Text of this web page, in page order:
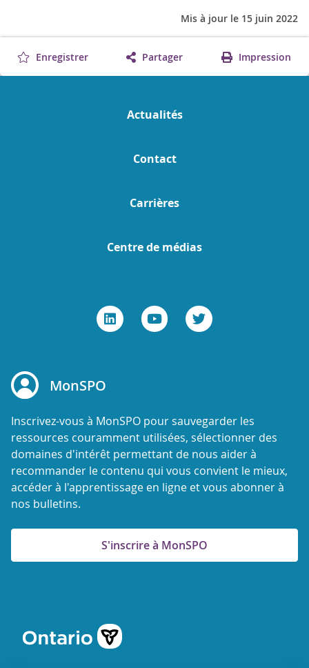
Mis à jour le 15 juin 2022
Enregistrer Partager Impression
Actualités
Contact
Carrières
Centre de médias
MonSPO
Inscrivez-vous à MonSPO pour sauvegarder les
ressources couramment utilisées, sélectionner des
domaines d'intérêt permettant de nous aider à
recommander le contenu qui vous convient le mieux,
accéder à l'apprentissage en ligne et vous abonner à
nos bulletins.
S'inscrire à MonSPO